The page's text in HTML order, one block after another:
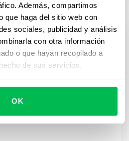
Además, compartimos
que haga del sitio web con
sociales, publicidad y análisis
con otra información
o que hayan recopilado a
de sus servicios.
OK